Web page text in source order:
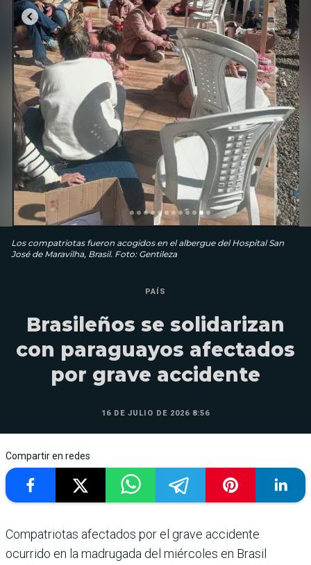
Los compatriotas fueron acogidos en el albergue del Hospital San
José de Maravilha, Brasil. Foto: Gentileza
PAÍS
Brasileños se solidarizan
con paraguayos afectados
por grave accidente
16 DE JULIO DE 2026 8:56
Compartir en redes
Compatriotas afectados por el grave accidente
ocurrido en la madrugada del miércoles en Brasil